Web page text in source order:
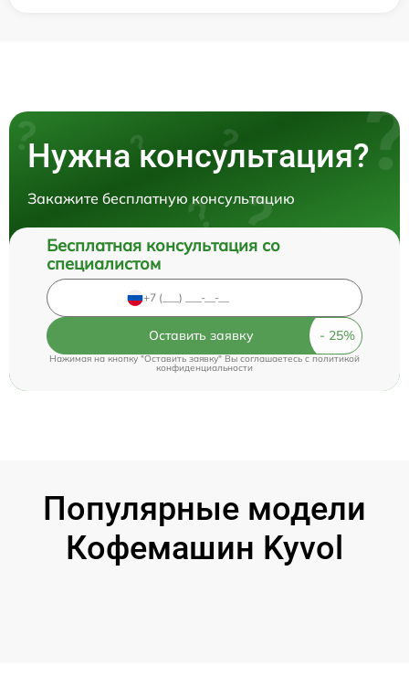
Нужна консультация?
Закажите бесплатную консультацию
Бесплатная консультация со
специалистом
Оставить заявку
Нажимая на кнопку "Оставить заявку" Вы соглашаетесь cполитикой
конфиденциальности
Популярные модели
Кофемашин Kyvol